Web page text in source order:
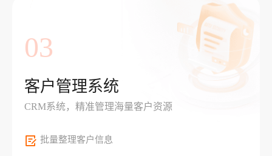
03
客户管理系统
CRM系统，精准管理海量客户资源
批量整理客户信息